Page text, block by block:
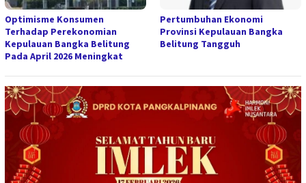
Optimisme Konsumen
Terhadap Perekonomian
Kepulauan Bangka Belitung
Pada April 2026 Meningkat
Pertumbuhan Ekonomi
Provinsi Kepulauan Bangka
Belitung Tangguh